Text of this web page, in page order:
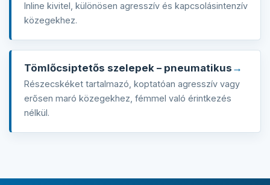
Inline kivitel, különösen agresszív és kapcsolásintenzív
közegekhez.
Tömlőcsiptetős szelepek – pneumatikus
Részecskéket tartalmazó, koptatóan agresszív vagy
erősen maró közegekhez, fémmel való érintkezés
nélkül.